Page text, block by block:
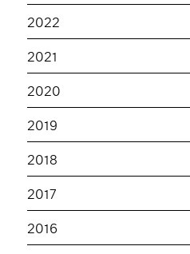
2022
2021
2020
2019
2018
2017
2016